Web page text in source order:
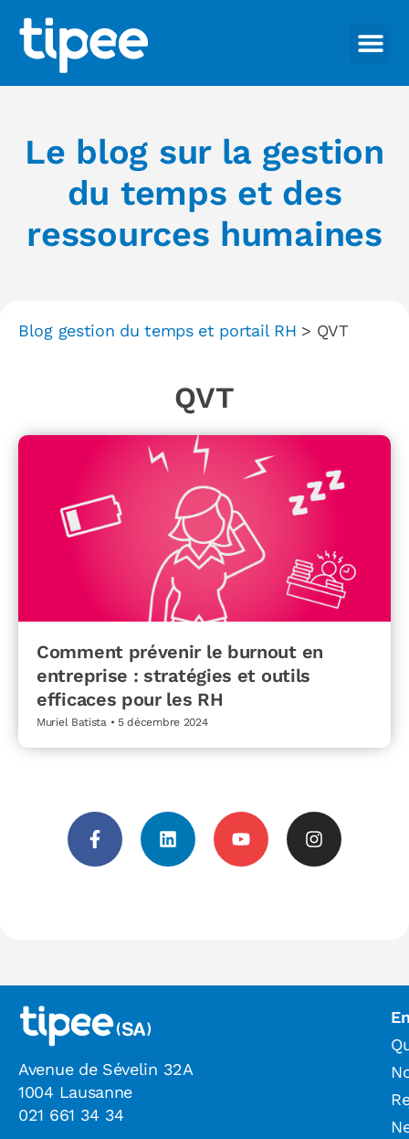
Le blog sur la gestion
du temps et des
ressources humaines
Blog gestion du temps et portail RH > QVT
QVT
Comment prévenir le burnout en
entreprise : stratégies et outils
efficaces pour les RH
Muriel Batista 5 décembre 2024
Avenue de Sévelin 32A
1004 Lausanne
021 661 34 34